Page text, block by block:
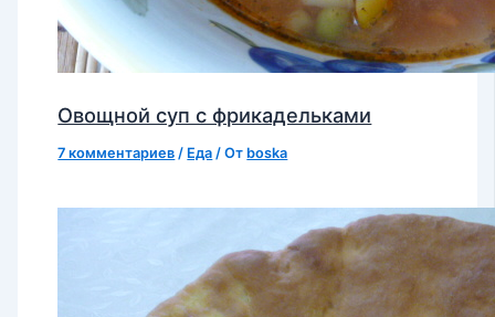
Овощной суп с фрикадельками
7 комментариев / Еда / От boska